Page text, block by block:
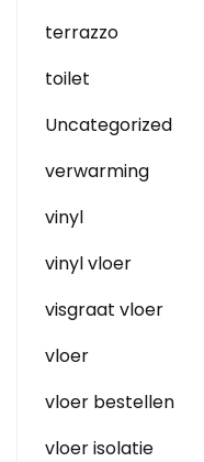
terrazzo
toilet
Uncategorized
verwarming
vinyl
vinyl vloer
visgraat vloer
vloer
vloer bestellen
vloer isolatie